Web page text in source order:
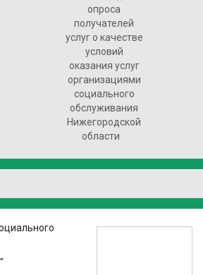
опроса
получателей
услуг о качестве
условий
оказания услуг
организациями
социального
обслуживания
Нижегородской
области